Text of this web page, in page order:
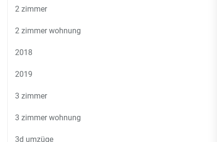
2 zimmer
2 zimmer wohnung
2018
2019
3 zimmer
3 zimmer wohnung
3d umzüge